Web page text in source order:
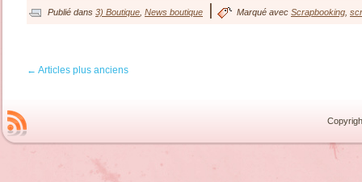
Publié dans 3) Boutique News boutique Marqué avec Scrapbooking
← Articles plus anciens